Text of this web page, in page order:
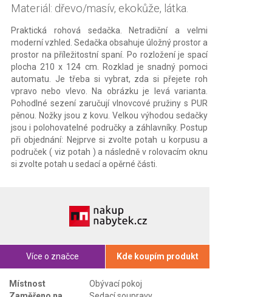
Materiál: dřevo/masív, ekokůže, látka.
Praktická rohová sedačka. Netradiční a velmi
moderní vzhled. Sedačka obsahuje úložný prostor a
prostor na příležitostní spaní. Po rozložení je spací
plocha 210 x 124 cm. Rozklad je snadný pomoci
automatu. Je třeba si vybrat, zda si přejete roh
vpravo nebo vlevo. Na obrázku je levá varianta.
Pohodlné sezení zaručují vlnovcové pružiny s PUR
pěnou. Nožky jsou z kovu. Velkou výhodou sedačky
jsou i polohovatelné područky a záhlavníky. Postup
při objednání: Nejprve si zvolte potah u korpusu a
područek ( viz potah ) a následně v rolovacím oknu
si zvolte potah u sedací a opěrné části.
Více o značce Kde koupím produkt
Místnost
Obývací pokoj